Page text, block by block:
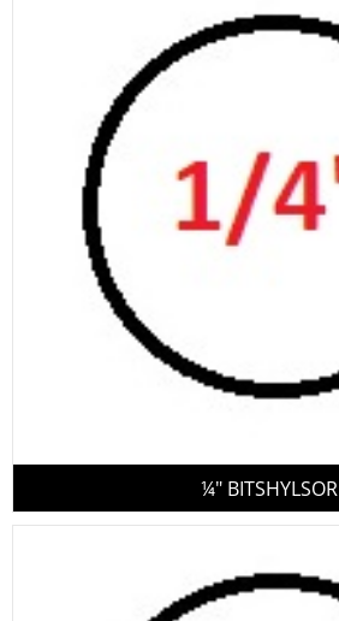
¼" BITSHYLSOR